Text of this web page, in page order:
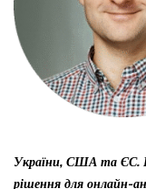
України, США та ЄС.
рішення для онлайн-